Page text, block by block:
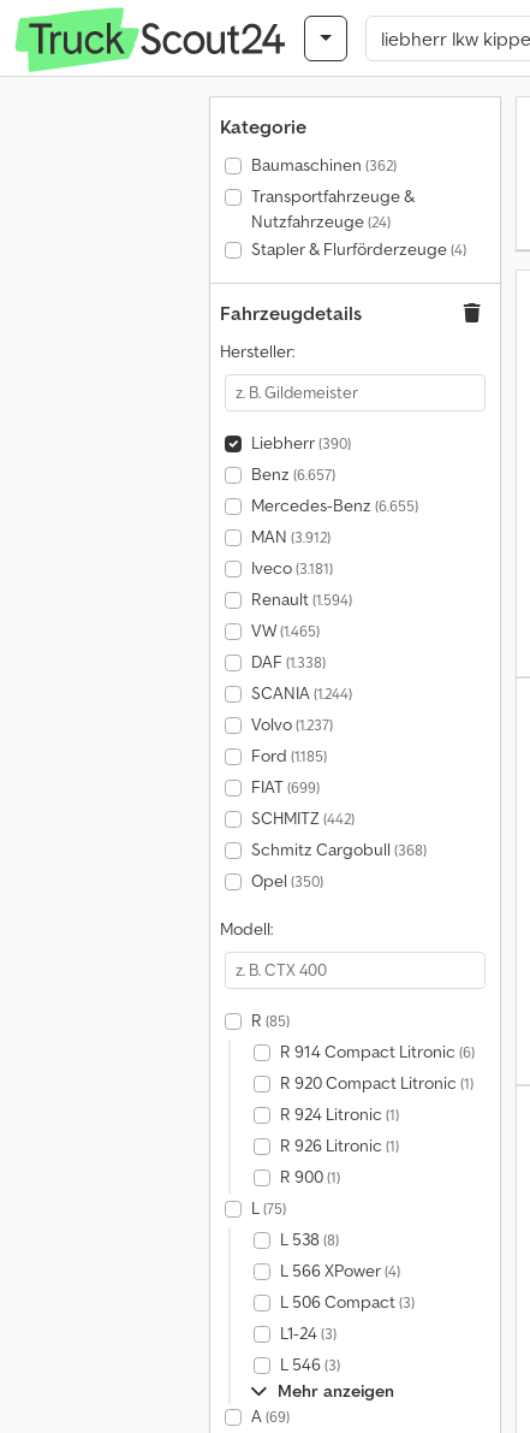
Kategorie
Baumaschinen (362)
Transportfahrzeuge &
Nutzfahrzeuge(24)
Stapler & Flurförderzeuge(4)
Fahrzeugdetails
Hersteller:
Liebherr(390)
Benz (6.657)
Mercedes-Benz (6.655)
MAN (3.912)
Iveco(3.181)
Renault(1.594)
VW(1.465)
DAF (1.338)
SCANIA(1.244)
Volvo(1.237)
Ford (1.185)
FIAT(699)
SCHMITZ(442)
Schmitz Cargobull (368)
Opel (350)
Modell:
R (85)
R 914 Compact Litronic (6)
R 920 Compact Litronic (1)
R 924 Litronic (1)
R 926 Litronic (1)
R 900(1)
L(75)
L 538 (8)
L 566 XPower(4)
L 506 Compact(3)
L1-24(3)
L 546(3)
Mehr anzeigen
A(69)